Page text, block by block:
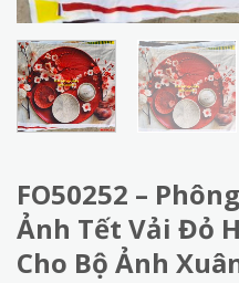
FO50252 –
Ảnh Tết Vải Đỏ
Cho Bộ Ảnh